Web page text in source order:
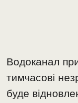
Водоканал
тимчасові
буде